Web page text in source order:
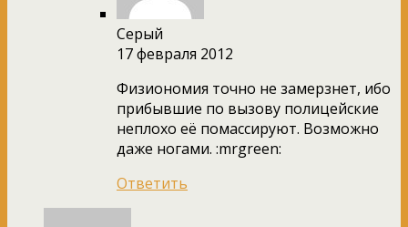
Серый
17 февраля 2012
Физиономия точно не замерзнет, ибо
прибывшие по вызову полицейские
неплохо её помассируют. Возможно
даже ногами. :mrgreen:
Ответить